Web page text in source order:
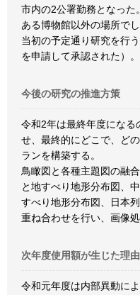
市内の2公署勤務となっ
ある博物館以外の場所で
当初の予定通り研究を行
を申請して承認された）。
今後の研究の推進方策
令和2年は最終年度になる
せ、最終的にどこで、ど
ランを構築する。
鳥瞰図と各種主題図の融
と地すべり地形分布図、
すべり地形分布図、日本
重ね合わせを行い、画像
次年度使用額が生じた理由
令和元年度は内部異動に